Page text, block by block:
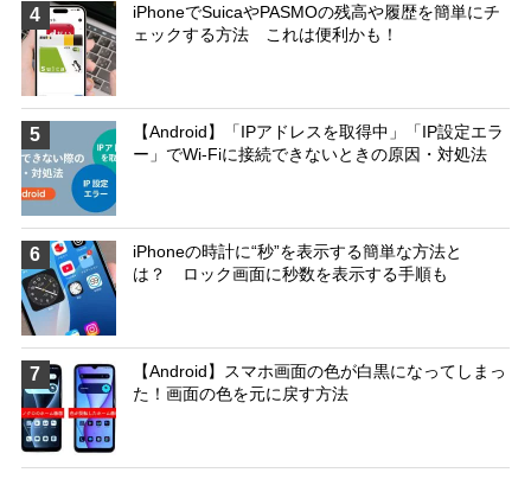
4
iPhoneでSuicaやPASMOの残高や履歴を簡単にチ
ェックする方法 これは便利かも！
5
【Android】「IPアドレスを取得中」「IP設定エラ
ー」でWi-Fiに接続できないときの原因・対処法
6
iPhoneの時計に“秒”を表示する簡単な方法と
は？ ロック画面に秒数を表示する手順も
7
【Android】スマホ画面の色が白黒になってしまっ
た！画面の色を元に戻す方法